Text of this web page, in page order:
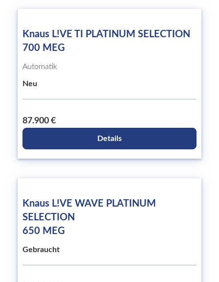
Knaus L!VE TI PLATINUM SELECTION
700 MEG
Automatik
Neu
87.900 €
Details
Knaus L!VE WAVE PLATINUM
SELECTION
650 MEG
Gebraucht